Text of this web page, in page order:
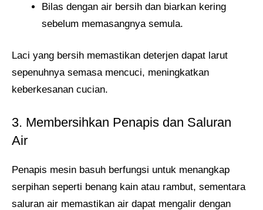
Bilas dengan air bersih dan biarkan kering
sebelum memasangnya semula.
Laci yang bersih memastikan deterjen dapat larut
sepenuhnya semasa mencuci, meningkatkan
keberkesanan cucian.
3. Membersihkan Penapis dan Saluran
Air
Penapis mesin basuh berfungsi untuk menangkap
serpihan seperti benang kain atau rambut, sementara
saluran air memastikan air dapat mengalir dengan